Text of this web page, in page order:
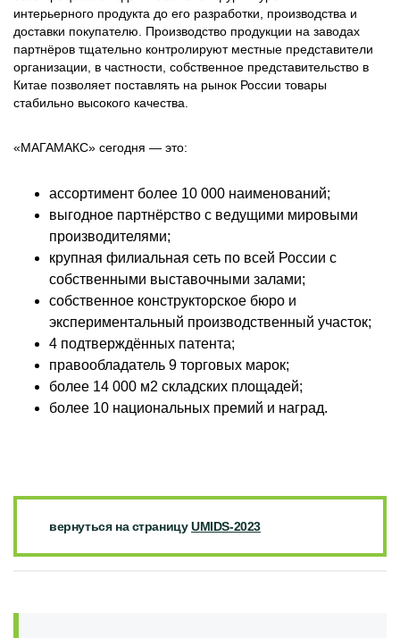
интерьерного продукта до его разработки, производства и
доставки покупателю. Производство продукции на заводах
партнёров тщательно контролируют местные представители
организации, в частности, собственное представительство в
Китае позволяет поставлять на рынок России товары
стабильно высокого качества.
«МАГАМАКС» сегодня — это:
ассортимент более 10 000 наименований;
выгодное партнёрство с ведущими мировыми
производителями;
крупная филиальная сеть по всей России с
собственными выставочными залами;
собственное конструкторское бюро и
экспериментальный производственный участок;
4 подтверждённых патента;
правообладатель 9 торговых марок;
более 14 000 м2 складских площадей;
более 10 национальных премий и наград.
вернуться на страницуUMIDS-2023